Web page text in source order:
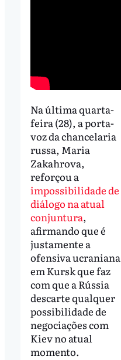
Na última quarta-
feira (28), a porta-
voz da chancelaria
russa, Maria
Zakahrova,
reforçou a
impossibilidade de
diálogo na atual
conjuntura,
afirmando que é
justamente a
ofensiva ucraniana
em Kursk que faz
com que a Rússia
descarte qualquer
possibilidade de
negociações com
Kiev no atual
momento.